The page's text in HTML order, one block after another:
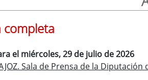
completa
el miércoles, 29 de julio de 2026
Sala de Prensa de la Diputación